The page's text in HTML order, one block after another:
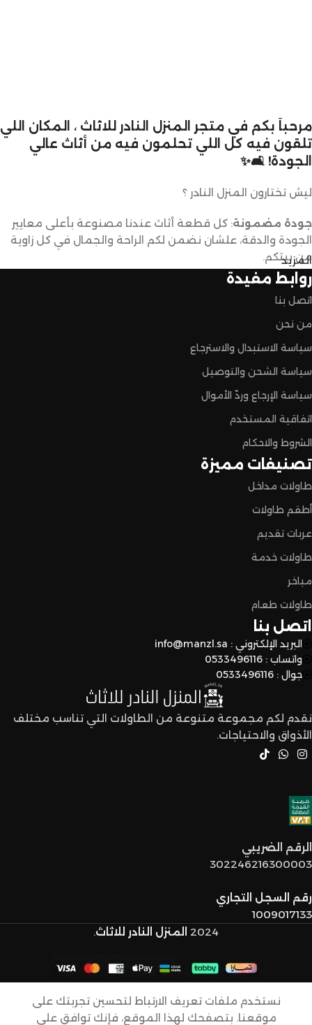
مرحباً بكم في متجر المنزل النادر للاثاث ، المكان اللي
تلقون فيه كل اللي تحلمون فيه من أثاث عالي
الجودة! 🛋️✨
ليش تختارون المنزل النادر ؟
جودة مضمونة: كل قطعة أثاث عندنا مصنوعة بأعلى معايير
الجودة والدقة، علشان نضمن لكم الراحة والجمال في كل زاوية
من بيتكم.
تصاميم متنوعة
الأذواق والديكورات. ما راح تحتاجون تدورون كثير علشان تلقون
اللي يعجبكم.
أسعار تنافسية: نقدم لكم أفضل الأسعار في السوق بدون ما
اختيار القطع المناسبة لين توصل لكم لحد البيت.
توصيل سريع وآمن
نضمن وصول منتجاتكم بأفضل حالة وفي أقصر وقت ممكن.
لا تترددون،
اختاروا الراحة والأناقة من المنزل النادر للاثاث الآن وعيشوا تجربة
تسوق مميزة.
المزيد
روابط مفيدة
اتصل بنا
من نحن
سياسة الاستبدال والاسترجاع
سياسة الشحن والتوصيل
سياسة الإرجاع وردّ الأموال
اتفاقية المستخدم
الشروط والاحكام
تصنيفات مميزة
طاولات مداخل
أطقم طاولات
عربات تقديم
طاولات خدمة
مباخر
طاولات طعام
اتصل بنا
البريد الإلكتروني : info@manzl.sa
واتساب : 0533496116
جوال : 0533496116
نقدم لكم مجموعة متنوعة من الطاولات التي تناسب مختلف
الأذواق والاحتياجات.
الرقم الضريبي
302246216300003
رقم السجل التجاري
1009017133
2024
المنزل النادر للاثاث.
نستخدم ملفات تعريف الارتباط لتحسين تجربتك على
موقعنا. بتصفحك لهذا الموقع، فإنك توافق على
طاوله